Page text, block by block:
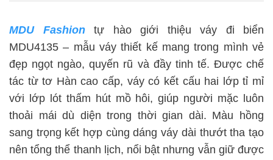
MDU Fashiontự hào giới thiệu váy đi biển
MDU4135 – mẫu váy thiết kế mang trong mình vẻ
đẹp ngọt ngào, quyến rũ và đầy tinh tế. Được chế
tác từ tơ Hàn cao cấp, váy có kết cấu hai lớp tỉ mỉ
với lớp lót thấm hút mồ hôi, giúp người mặc luôn
thoải mái dù diện trong thời gian dài. Màu hồng
sang trọng kết hợp cùng dáng váy dài thướt tha tạo
nên tổng thể thanh lịch, nổi bật nhưng vẫn giữ được